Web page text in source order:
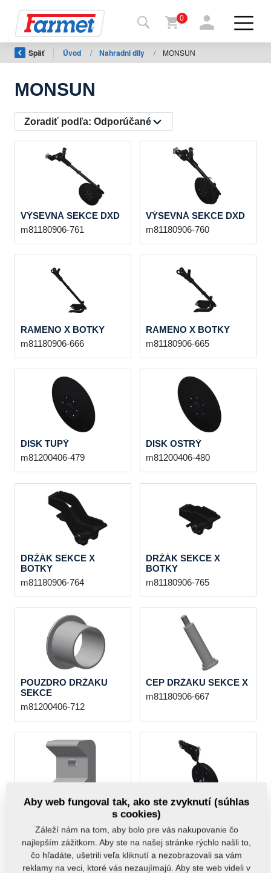
Späť
na
shop
stiahnutie
0
Späť Úvod / Nahradni dily / MONSUN
MONSUN
Zoradiť podľa: Odporúčané
VÝSEVNÁ SEKCE DXD
m81180906-761
VÝSEVNÁ SEKCE DXD
m81180906-760
RAMENO X BOTKY
m81180906-666
RAMENO X BOTKY
m81180906-665
DISK TUPÝ
m81200406-479
DISK OSTRÝ
m81200406-480
DRŽÁK SEKCE X
BOTKY
m81180906-764
DRŽÁK SEKCE X
BOTKY
m81180906-765
POUZDRO DRŽÁKU
SEKCE
m81200406-712
ČEP DRŽÁKU SEKCE X
m81180906-667
UCHÝT DRŽÁKU
m81180906-068
PŘÍTLAKOVÉ KOLO
m81180906-763
Aby web fungoval tak, ako ste zvyknutí (súhlas
s cookies)
Záleží nám na tom, aby bolo pre vás nakupovanie čo
najlepším zážitkom. Aby ste na našej stránke rýchlo našli to,
čo hľadáte, ušetrili veľa kliknutí a nezobrazovali sa vám
reklamy na veci, ktoré vás nezaujímajú. Aby ste web videli v